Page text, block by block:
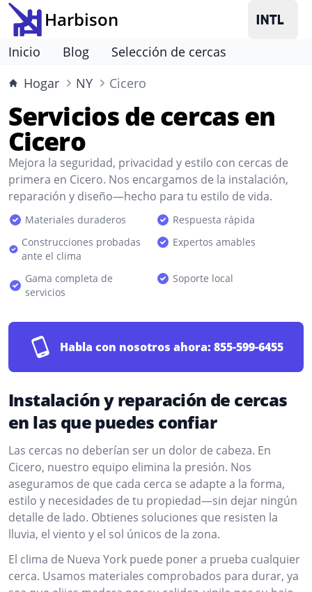
Harbison
Inicio Blog
Selección de cercas
Hogar
NY Cicero
Servicios de cercas en
Cicero
Mejora la seguridad, privacidad y estilo con cercas de
primera en Cicero. Nos encargamos de la instalación,
reparación y diseño—hecho para tu estilo de vida.
Materiales duraderos
Respuesta rápida
Construcciones probadas
ante el clima
Expertos amables
Gama completa de
servicios
Soporte local
Habla con nosotros ahora: 855-599-6455
Instalación y reparación de cercas
en las que puedes confiar
Las cercas no deberían ser un dolor de cabeza. En
Cicero, nuestro equipo elimina la presión. Nos
aseguramos de que cada cerca se adapte a la forma,
estilo y necesidades de tu propiedad—sin dejar ningún
detalle de lado. Obtienes soluciones que resisten la
lluvia, el viento y el sol únicos de la zona.
El clima de Nueva York puede poner a prueba cualquier
cerca. Usamos materiales comprobados para durar, ya